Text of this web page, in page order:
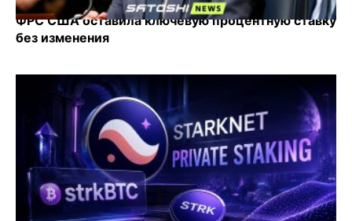
ФРС США оставила ключевую процентную ставку
без изменения